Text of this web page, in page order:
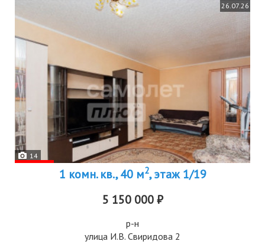
26.07.26
14
1 комн. кв., 40 м2, этаж 1/19
5 150 000 ₽
р-н
улица И.В. Свиридова 2